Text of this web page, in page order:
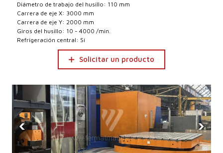
Diámetro de trabajo del husillo: 110 mm
Carrera de eje X: 3000 mm
Carrera de eje Y: 2000 mm
Giros del husillo: 10 - 4000 /min.
Refrigeración central: Sí
Solicitar un producto
‹ ›